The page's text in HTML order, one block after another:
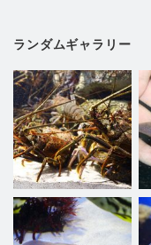
ランダムギャラリー